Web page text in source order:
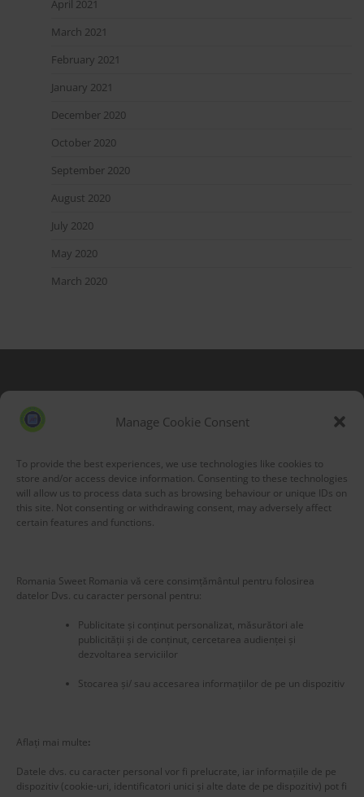
Manage Cookie Consent
To provide the best experiences, we use technologies like cookies to
store and/or access device information. Consenting to these technologies
will allow us to process data such as browsing behaviour or unique IDs on
this site. Not consenting or withdrawing consent, may adversely affect
certain features and functions.
Romania Sweet Romania vă cere consimțământul pentru folosirea
datelor Dvs. cu caracter personal pentru:
Publicitate și conținut personalizat, măsurători ale
publicității și de conținut, cercetarea audienței și
dezvoltarea serviciilor
Stocarea și/ sau accesarea informațiilor de pe un dispozitiv
Aflați mai multe:
Datele dvs. cu caracter personal vor fi prelucrate, iar informațiile de pe
dispozitiv (cookie-uri, identificatori unici și alte date de pe dispozitiv) pot fi
April 2021
March 2021
February 2021
January 2021
December 2020
October 2020
September 2020
August 2020
July 2020
May 2020
March 2020